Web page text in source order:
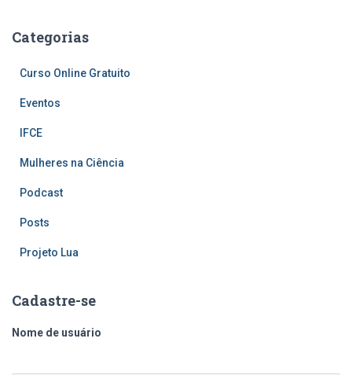
Categorias
Curso Online Gratuito
Eventos
IFCE
Mulheres na Ciência
Podcast
Posts
Projeto Lua
Cadastre-se
Nome de usuário